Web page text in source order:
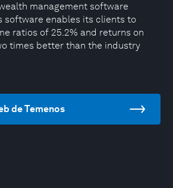
management software
software enables its clients to
ratios of 25.2% and returns on
times better than the industry
de Temenos